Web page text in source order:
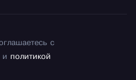
с
и политикой